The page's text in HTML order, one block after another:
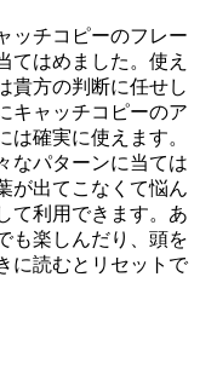
ッチコピーのフレー
てはめました。使え
貴方の判断に任せし
キャッチコピーのア
は確実に使えます。
なパターンに当ては
が出てこなくて悩ん
て利用できます。あ
も楽しんだり、頭を
に読むとリセットで